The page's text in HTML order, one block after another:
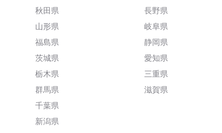
秋田県
山形県
福島県
茨城県
栃木県
群馬県
千葉県
新潟県
長野県
岐阜県
静岡県
愛知県
三重県
滋賀県